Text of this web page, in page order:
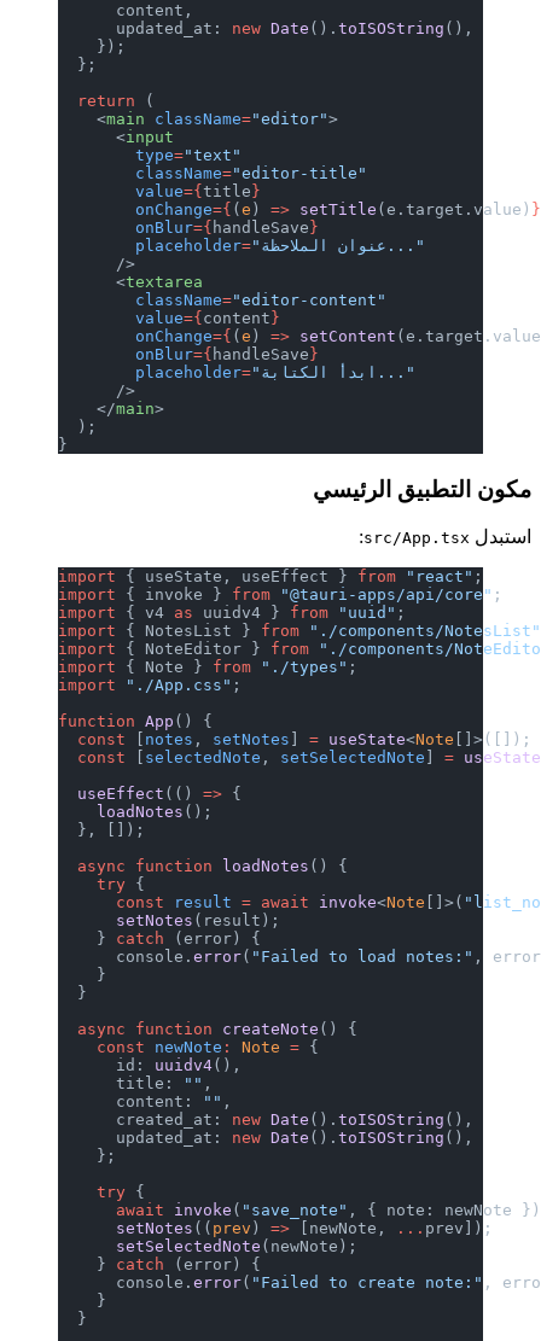
      content,
      updated_at:
new Date ().toISOString (),
    });
  };
  return
(
    <
main className="editor"
      <
input
        type
="text"
        className
="editor-title"
        value
={title
        onChange
={ ( e ) => setTitle (e.target.value)
        onBlur
={handleSave
        placeholder
=
"عنوان الملاحظة..."
      />
      <
textarea
        className
="editor-content"
        value
={content
        onChange
={ ( e ) => setContent
        onBlur
={handleSave
        placeholder
=
"ابدأ الكتابة..."
      />
    </
main
  );
مكون التطبيق الرئيسي
استبدل src/App.tsx
:
import { useState, useEffect } from "react"
import { invoke } from "@tauri-apps/api/core"
import { v4 as uuidv4 } from "uuid"
import { NotesList } from
"./components/
import { NoteEditor } from
"./components/
import { Note } from "./types"
import
"./App.css"
function App () {
  const
[notes , setNotes ] useState<Note
[]>([]);
  const
[selectedNote , setSelectedNote ]
  useEffect
(() => {
    loadNotes
();
  }, []);
  async
function loadNotes () {
    try
{
      const
result = await invoke<Note []>(
      setNotes
(result);
    }
catch
(error) {
      console.
error ( "Failed to load notes:"
,
    }
  }
  async
function createNote () {
    const
newNote Note = {
      id:
uuidv4 (),
      title:
""
      content:
""
      created_at:
new Date ().toISOString (),
      updated_at:
new Date ().toISOString (),
    };
    try
{
      await
invoke ( "save_note"
, { note: newNote
      setNotes
(( prev ) => [newNote, ... prev]);
      setSelectedNote
(newNote);
    }
catch
(error) {
      console.
error ( "Failed to create note:"
,
    }
  }